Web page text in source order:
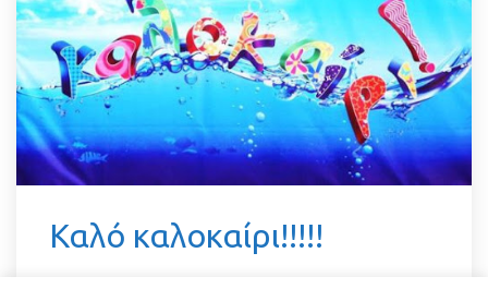
Καλό καλοκαίρι!!!!!